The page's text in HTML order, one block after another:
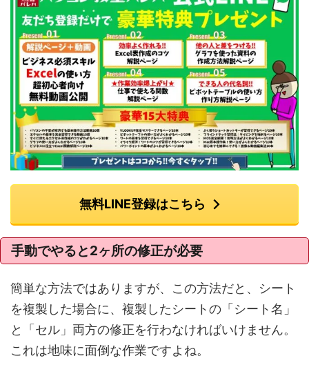
無料LINE登録はこちら
手動でやると2ヶ所の修正が必要
簡単な方法ではありますが、この方法だと、シート
を複製した場合に、複製したシートの「シート名」
と「セル」両方の修正を行わなければいけません。
これは地味に面倒な作業ですよね。